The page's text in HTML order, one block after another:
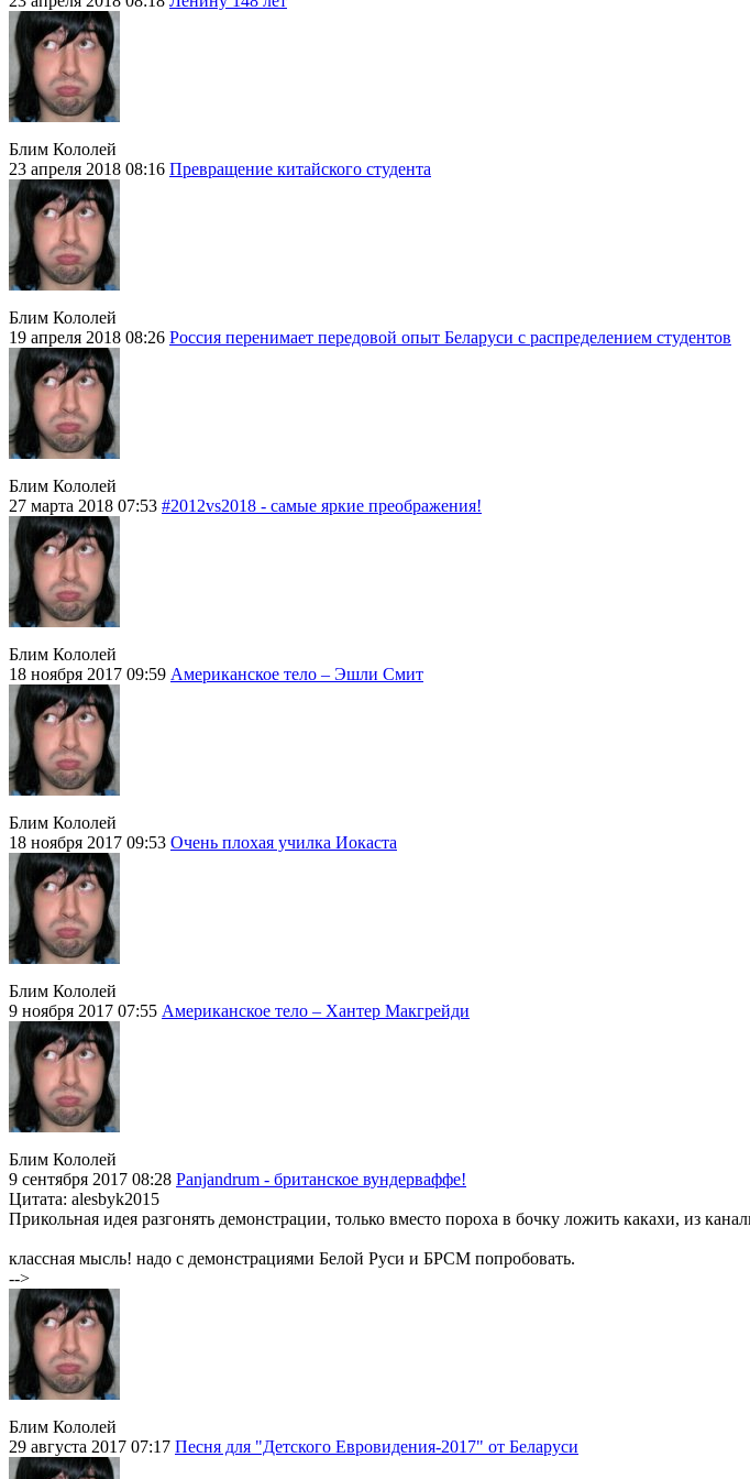
Блим Кололей
23 апреля 2018 08:16 Превращение китайского студента
Блим Кололей
19 апреля 2018 08:26 Россия перенимает передовой опыт Беларуси с распределением студентов
Блим Кололей
27 марта 2018 07:53 #2012vs2018 - самые яркие преображения!
Блим Кололей
18 ноября 2017 09:59 Американское тело – Эшли Смит
Блим Кололей
18 ноября 2017 09:53 Очень плохая училка Иокаста
Блим Кололей
9 ноября 2017 07:55 Американское тело – Хантер Макгрейди
Блим Кололей
9 сентября 2017 08:28 Panjandrum - британское вундерваффе!
Цитата: alesbyk2015
Прикольная идея разгонять демонстрации, только вместо пороха в бочку ложить какахи, из
классная мысль! надо с демонстрациями Белой Руси и БРСМ попробовать.
-->
Блим Кололей
29 августа 2017 07:17 Песня для "Детского Евровидения-2017" от Беларуси